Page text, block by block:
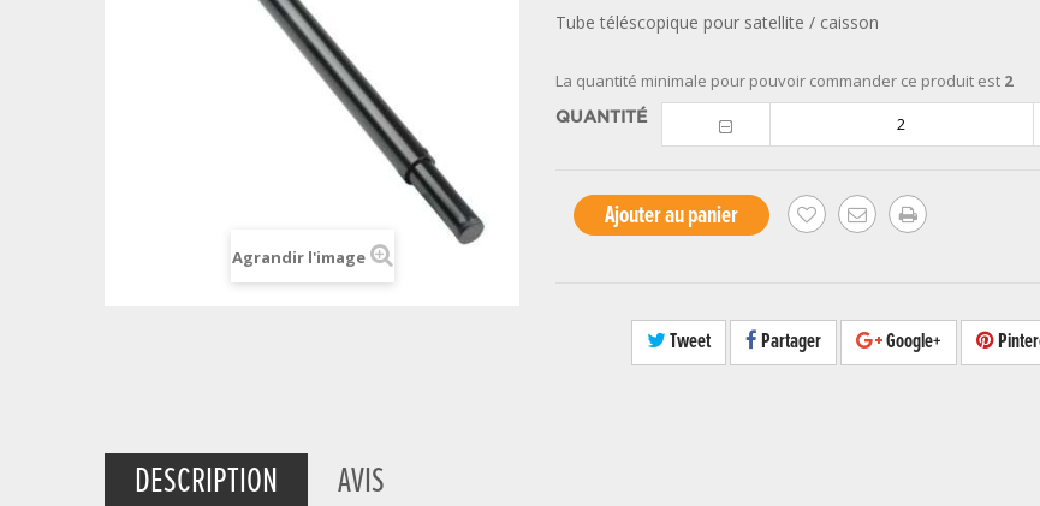
Agrandir l'image
Tube téléscopique pour satellite / caisson
La quantité minimale pour pouvoir commander ce produit est 2
QUANTITÉ
Ajouter au panier
Tweet Partager Google+
DESCRIPTION AVIS